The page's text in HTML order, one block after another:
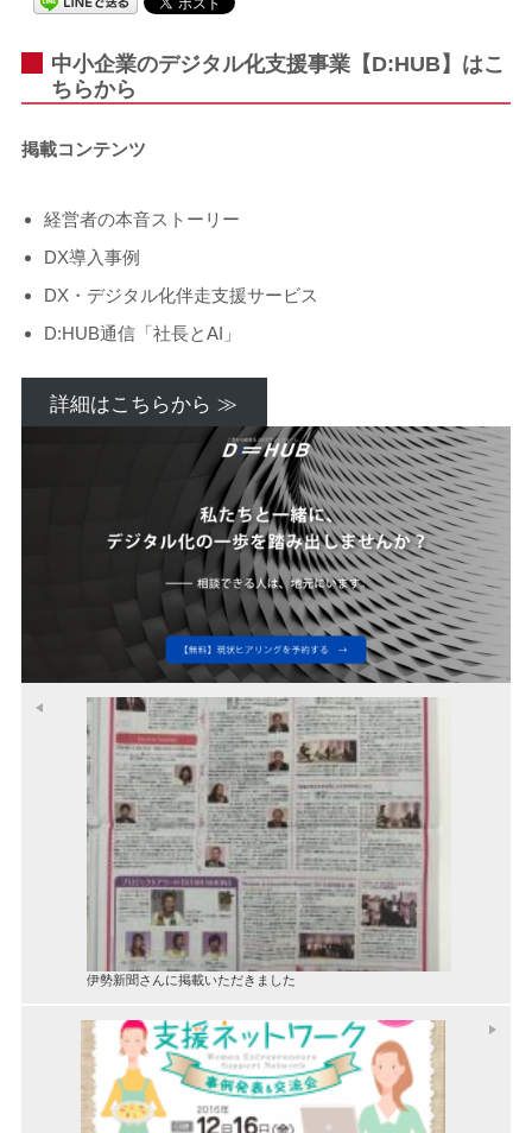
中小企業のデジタル化支援事業【D:HUB】はこ
ちらから
掲載コンテンツ
経営者の本音ストーリー
DX導入事例
DX・デジタル化伴走支援サービス
D:HUB通信「社長とAI」
詳細はこちらから ≫
伊勢新聞さんに掲載いただきました